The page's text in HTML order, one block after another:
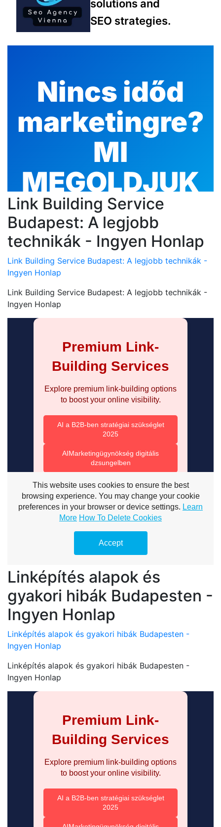
Link Building Service
Budapest: A legjobb
technikák - Ingyen Honlap
Link Building Service Budapest: A legjobb technikák -
Ingyen Honlap
Link Building Service Budapest: A legjobb technikák -
Ingyen Honlap
Linképítés alapok és
gyakori hibák Budapesten -
Ingyen Honlap
Linképítés alapok és gyakori hibák Budapesten -
Ingyen Honlap
Linképítés alapok és gyakori hibák Budapesten -
Ingyen Honlap